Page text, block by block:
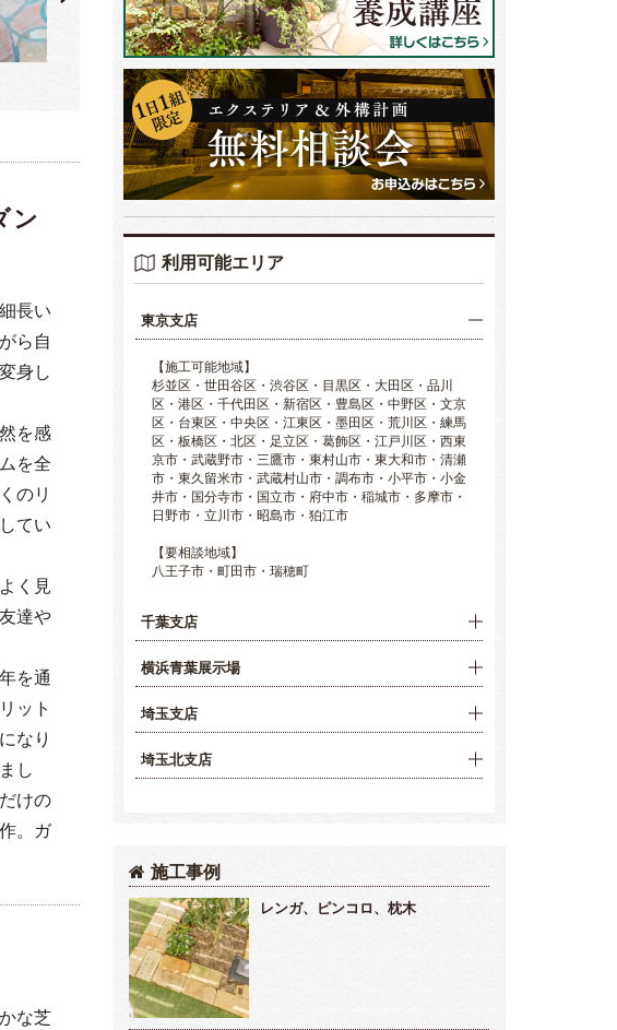
ン
長い
ら自
身し
を感
を全
のリ
てい
く見
達や
を通
ット
なり
し
けの
。ガ
な芝
利用可能エリア
東京支店
【施工可能地域】
杉並区・世田谷区・渋谷区・目黒区・大田区・品川
区・港区・千代田区・新宿区・豊島区・中野区・文京
区・台東区・中央区・江東区・墨田区・荒川区・練馬
区・板橋区・北区・足立区・葛飾区・江戸川区・西東
京市・武蔵野市・三鷹市・東村山市・東大和市・清瀬
市・東久留米市・武蔵村山市・調布市・小平市・小金
井市・国分寺市・国立市・府中市・稲城市・多摩市・
日野市・立川市・昭島市・狛江市
【要相談地域】
八王子市・町田市・瑞穂町
千葉支店
横浜青葉展示場
埼玉支店
埼玉北支店
施工事例
レンガ、ピンコロ、枕木